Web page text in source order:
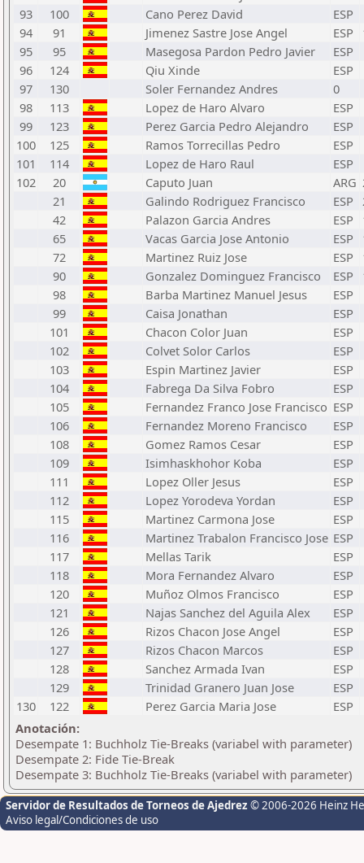
93
100 Cano Perez David
ESP
94
91 Jimenez Sastre Jose Angel ESP
95
95 Masegosa Pardon Pedro Javier
ESP
96
124 Qiu Xinde
ESP
97
130 Soler Fernandez Andres
0
98
113 Lopez de Haro Alvaro
ESP
99
123 Perez Garcia Pedro Alejandro
ESP
100
125 Ramos Torrecillas Pedro
ESP
101
114 Lopez de Haro Raul
ESP
102
20 Caputo Juan ARG
21
Galindo Rodriguez Francisco ESP
42
Palazon Garcia Andres ESP
65
Vacas Garcia Jose Antonio ESP
72
Martinez Ruiz Jose ESP
90
Gonzalez Dominguez Francisco ESP
98
Barba Martinez Manuel Jesus
ESP
99
Caisa Jonathan
ESP
101
Chacon Color Juan
ESP
102
Colvet Solor Carlos
ESP
103
Espin Martinez Javier
ESP
104
Fabrega Da Silva Fobro
ESP
105
Fernandez Franco Jose Francisco ESP
106
Fernandez Moreno Francisco
ESP
108
Gomez Ramos Cesar
ESP
109
Isimhaskhohor Koba
ESP
111
Lopez Oller Jesus
ESP
112
Lopez Yorodeva Yordan
ESP
115
Martinez Carmona Jose
ESP
116
Martinez Trabalon Francisco Jose ESP
117
Mellas Tarik
ESP
118
Mora Fernandez Alvaro
ESP
120
Muñoz Olmos Francisco
ESP
121
Najas Sanchez del Aguila Alex
ESP
126
Rizos Chacon Jose Angel
ESP
127
Rizos Chacon Marcos
ESP
128
Sanchez Armada Ivan
ESP
129
Trinidad Granero Juan Jose
ESP
130
122 Perez Garcia Maria Jose
ESP
Anotación:
Desempate 1: Buchholz Tie-Breaks (variabel with parameter)
Desempate 2: Fide Tie-Break
Desempate 3: Buchholz Tie-Breaks (variabel with parameter)
Servidor de Resultados de Torneos de Ajedrez © 2006-2026 Heinz
Aviso legal/Condiciones de uso